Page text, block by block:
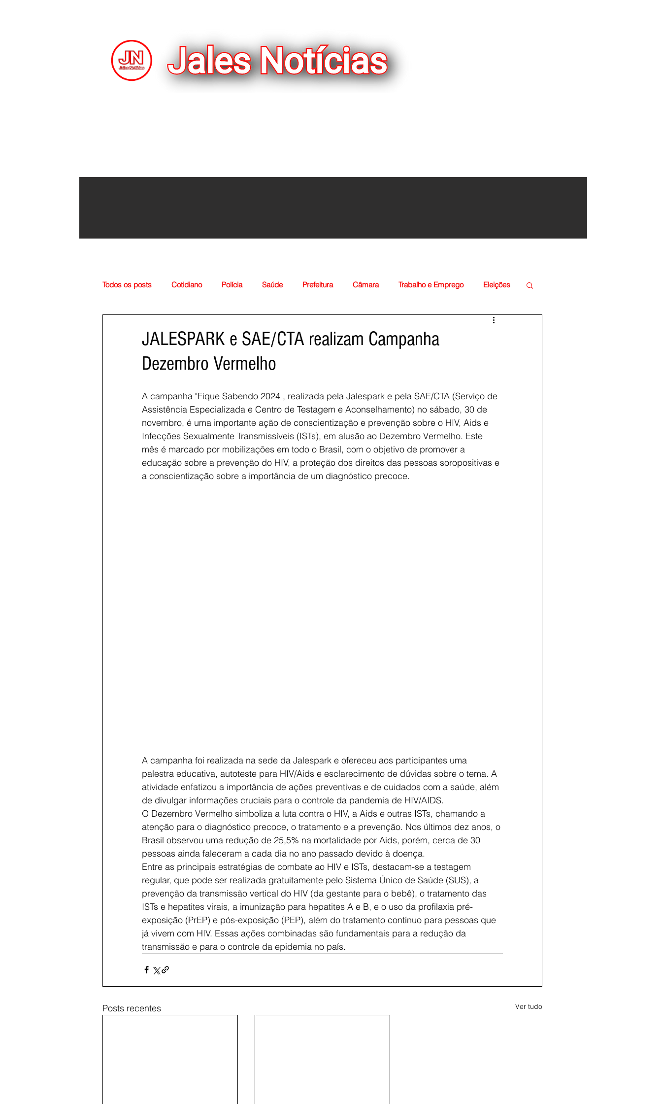
Todos os posts Cotidiano Polícia Saúde Prefeitura Câmara Trabalho e Emprego Eleições
JALESPARK e SAE/CTA realizam Campanha
Dezembro Vermelho
A campanha "Fique Sabendo 2024", realizada pela Jalespark e pela SAE/CTA (Serviço de
Assistência Especializada e Centro de Testagem e Aconselhamento) no sábado, 30 de
novembro, é uma importante ação de conscientização e prevenção sobre o HIV, Aids e
Infecções Sexualmente Transmissíveis (ISTs), em alusão ao Dezembro Vermelho. Este
mês é marcado por mobilizações em todo o Brasil, com o objetivo de promover a
educação sobre a prevenção do HIV, a proteção dos direitos das pessoas soropositivas e
a conscientização sobre a importância de um diagnóstico precoce.
A campanha foi realizada na sede da Jalespark e ofereceu aos participantes uma
palestra educativa, autoteste para HIV/Aids e esclarecimento de dúvidas sobre o tema. A
atividade enfatizou a importância de ações preventivas e de cuidados com a saúde, além
de divulgar informações cruciais para o controle da pandemia de HIV/AIDS.
O Dezembro Vermelho simboliza a luta contra o HIV, a Aids e outras ISTs, chamando a
atenção para o diagnóstico precoce, o tratamento e a prevenção. Nos últimos dez anos, o
Brasil observou uma redução de 25,5% na mortalidade por Aids, porém, cerca de 30
pessoas ainda faleceram a cada dia no ano passado devido à doença.
Entre as principais estratégias de combate ao HIV e ISTs, destacam-se a testagem
regular, que pode ser realizada gratuitamente pelo Sistema Único de Saúde (SUS), a
prevenção da transmissão vertical do HIV (da gestante para o bebê), o tratamento das
ISTs e hepatites virais, a imunização para hepatites A e B, e o uso da profilaxia pré-
exposição (PrEP) e pós-exposição (PEP), além do tratamento contínuo para pessoas que
já vivem com HIV. Essas ações combinadas são fundamentais para a redução da
transmissão e para o controle da epidemia no país.
Posts recentes Ver tudo